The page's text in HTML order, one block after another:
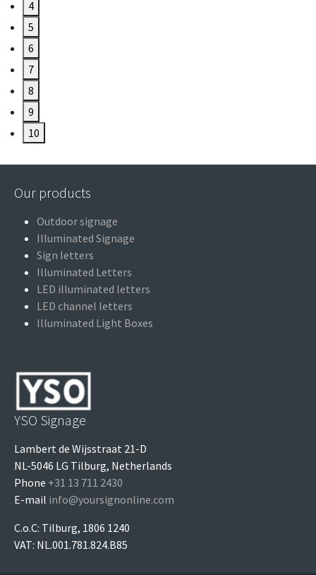
4
5
6
7
8
9
10
Our products
Outdoor signage
Illuminated Signage
Sign letters
Illuminated Letters
LED illuminated letters
LED channel letters
Illuminated Light Boxes
YSO Signage
Lambert de Wijsstraat 21-D
NL-5046 LG Tilburg, Netherlands
Phone +31 13 711 2430
E-mail info@yoursignonline.com
C.o.C: Tilburg, 1806 1240
VAT: NL.001.781.824.B85